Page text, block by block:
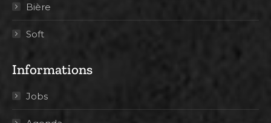
Bière
Soft
Informations
Jobs